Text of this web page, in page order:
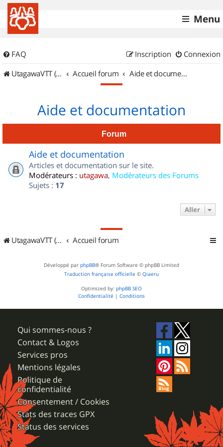
Menu
FAQ Connexion
Inscription
UtagawaVTT (Randos VTT et VTTAE avec traces GPS)
Accueil forum Aide et documentation
Aide et documentation
Forum
Aide et documentation
Articles et documentation sur le site.
Modérateurs : utagawa, Modérateurs des Forums
Sujets : 17
Aller
UtagawaVTT (Randos VTT et VTTAE avec traces GPS) Accueil forum
Développé par phpBB® Forum Software © phpBB Limited
Traduction française officielle © Qiaeru
Optimized by: phpBB SEO
Confidentialité | Conditions
Qui sommes-nous ?
Contact & Logos
Services pros
Mentions légales
Politique de
confidentialité
Consentement / Cookies
Stats des traces GPX
Status des services